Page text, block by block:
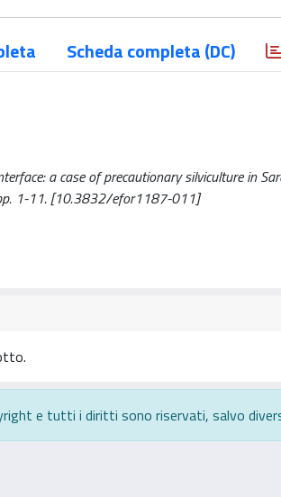
Scheda completa (DC)
a case of precautionary silviculture in
1-11. [10.3832/efor1187-011]
e tutti i diritti sono riservati, salvo